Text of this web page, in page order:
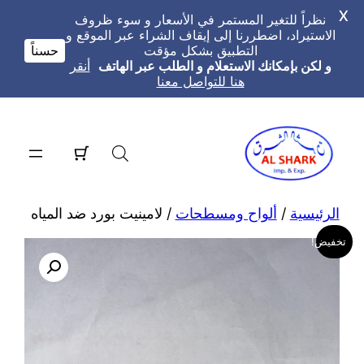
المحتوى
الرئيسية / ألواح ومسطحات / لامينيت بورد ضد المياه
تخفيض!
نظراً للتغير المستمر في الأسعار و سوء ظروف
الاستيراد، اضطررنا إلى إيقاف الشراء عبر الموقع و
التطبيق بشكل مؤقت
و لكن بإمكانك الاستعلام و الطلب عبر الهاتف أنقر
هنا للتواصل معنا
حسناً
X